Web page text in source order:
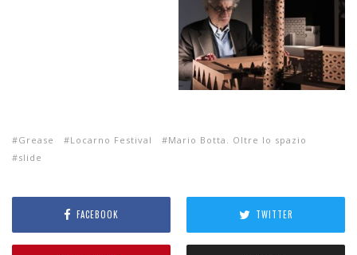
Grease Locarno Festival
Mario Botta. Oltre lo spazio
slide
FACEBOOK TWITTER